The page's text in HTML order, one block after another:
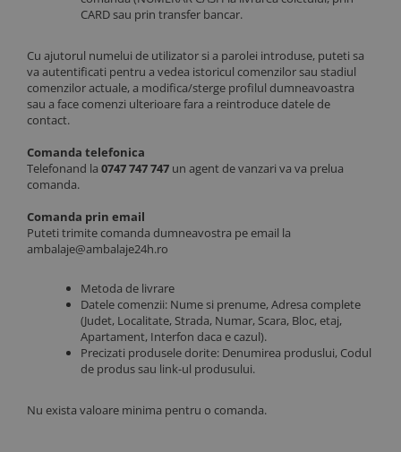
CARD sau prin transfer bancar.
Cu ajutorul numelui de utilizator si a parolei introduse, puteti sa
va autentificati pentru a vedea istoricul comenzilor sau stadiul
comenzilor actuale, a modifica/sterge profilul dumneavoastra
sau a face comenzi ulterioare fara a reintroduce datele de
contact.
Comanda telefonica
Telefonand la 0747 747 747 un agent de vanzari va va prelua
comanda.
Comanda prin email
Puteti trimite comanda dumneavostra pe email la
ambalaje@ambalaje24h.ro
Metoda de livrare
Datele comenzii: Nume si prenume, Adresa complete
(Judet, Localitate, Strada, Numar, Scara, Bloc, etaj,
Apartament, Interfon daca e cazul).
Precizati produsele dorite: Denumirea produslui, Codul
de produs sau link-ul produsului.
Nu exista valoare minima pentru o comanda.